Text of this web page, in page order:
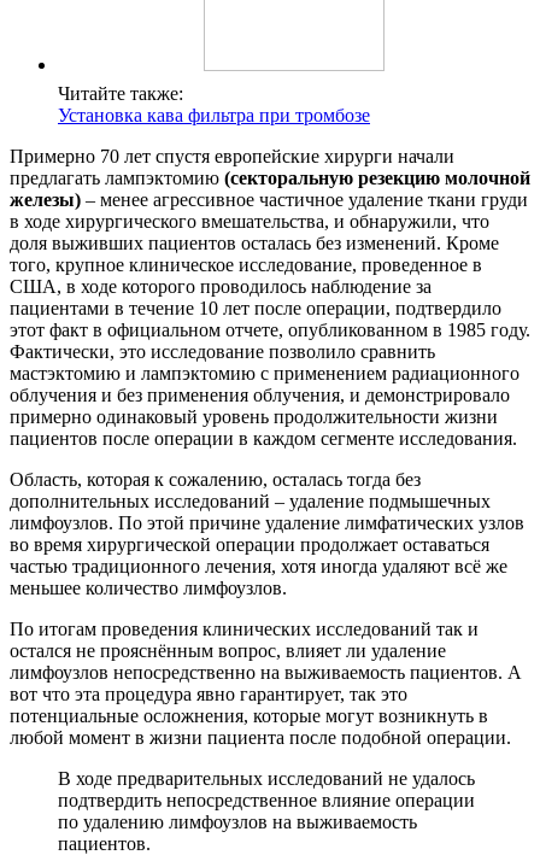
Читайте также:
Установка кава фильтра при тромбозе
Примерно 70 лет спустя европейские хирурги начали
предлагать лампэктомию (секторальную резекцию молочной
железы) – менее агрессивное частичное удаление ткани груди
в ходе хирургического вмешательства, и обнаружили, что
доля выживших пациентов осталась без изменений. Кроме
того, крупное клиническое исследование, проведенное в
США, в ходе которого проводилось наблюдение за
пациентами в течение 10 лет после операции, подтвердило
этот факт в официальном отчете, опубликованном в 1985 году.
Фактически, это исследование позволило сравнить
мастэктомию и лампэктомию с применением радиационного
облучения и без применения облучения, и демонстрировало
примерно одинаковый уровень продолжительности жизни
пациентов после операции в каждом сегменте исследования.
Область, которая к сожалению, осталась тогда без
дополнительных исследований – удаление подмышечных
лимфоузлов. По этой причине удаление лимфатических узлов
во время хирургической операции продолжает оставаться
частью традиционного лечения, хотя иногда удаляют всё же
меньшее количество лимфоузлов.
По итогам проведения клинических исследований так и
остался не прояснённым вопрос, влияет ли удаление
лимфоузлов непосредственно на выживаемость пациентов. А
вот что эта процедура явно гарантирует, так это
потенциальные осложнения, которые могут возникнуть в
любой момент в жизни пациента после подобной операции.
В ходе предварительных исследований не удалось
подтвердить непосредственное влияние операции
по удалению лимфоузлов на выживаемость
пациентов.